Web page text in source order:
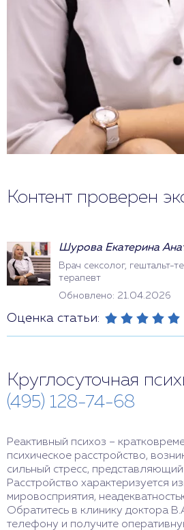
Контент проверен
Шурова Екатерина
Врач сексолог, гештальт-
терапевт
Обновлено: 21.04.2026
Оценка статьи:
Круглосуточная
(495) 128-74-68
Реактивный психоз –
психическое расстройство,
сильный стресс,
Расстройство характеризуется
мировосприятия,
Обратитесь в клинику доктора
телефону и получите